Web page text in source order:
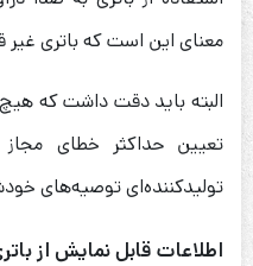
معنای این است که باتری
البته باید دقت داشت که هیچ
تعیین حداکثر خطای
تولیدکننده‌ای توصیه‌های
اطلاعات قابل نمایش از